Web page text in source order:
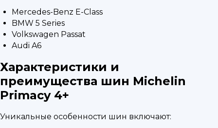
Mercedes-Benz E-Class
BMW 5 Series
Volkswagen Passat
Audi A6
Характеристики и
преимущества шин Michelin
Primacy 4+
Уникальные особенности шин включают: